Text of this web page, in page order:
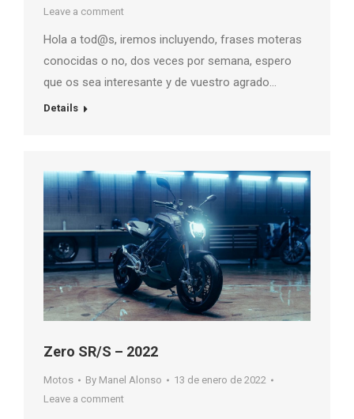
Leave a comment
Hola a tod@s, iremos incluyendo, frases moteras
conocidas o no, dos veces por semana, espero
que os sea interesante y de vuestro agrado…
Details
Zero SR/S – 2022
Motos By Manel Alonso
13 de enero de 2022
Leave a comment